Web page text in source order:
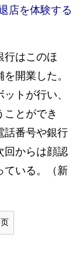
店を体験する
行はこのほ
開業した。
トが行い、
とができ
話番号や銀行
回からは顔認
ている。（新